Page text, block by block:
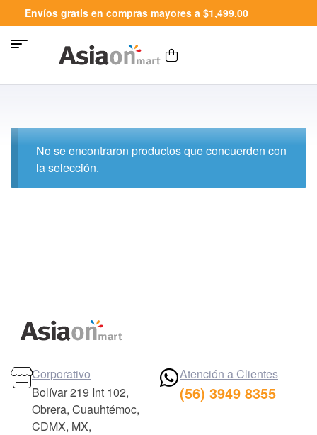
Envíos gratis en compras mayores a $1,499.00
No se encontraron productos que concuerden con
la selección.
Corporativo
Bolívar 219 Int 102,
Obrera, Cuauhtémoc,
CDMX, MX,
Atención a Clientes
(56) 3949 8355